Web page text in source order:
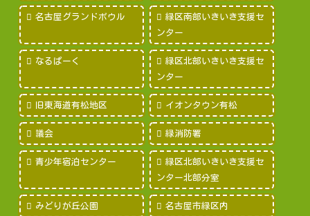
名古屋グランドボウル
緑区南部いきいき支援セ
ンター
なるぱーく
緑区北部いきいき支援セ
ンター
旧東海道有松地区 イオンタウン有松
議会 緑消防署
青少年宿泊センター
緑区北部いきいき支援セ
ンター北部分室
みどりが丘公園 名古屋市緑区内